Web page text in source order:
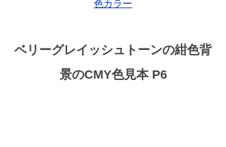
ベリーグレイッシュトーンの紺色背
景のCMY色見本 P6